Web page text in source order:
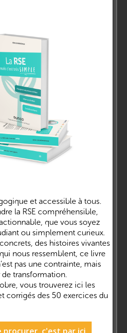
retour
Cussol – Pôle Éco-
1 juin 2021
communication
Luciani – ICOM et...
28 avril 2021
et accessible à tous.
la RSE compréhensible,
que vous soyez
ou simplement curieux.
des histoires vivantes
nous ressemblent, ce livre
pas une contrainte, mais
transformation.
vous trouverez ici les
corrigés des 50 exercices du